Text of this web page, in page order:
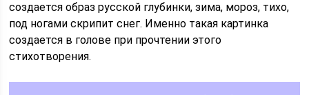
создается образ русской глубинки, зима, мороз, тихо,
под ногами скрипит снег. Именно такая картинка
создается в голове при прочтении этого
стихотворения.